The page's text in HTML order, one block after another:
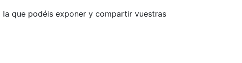
que podéis exponer y compartir vuestras